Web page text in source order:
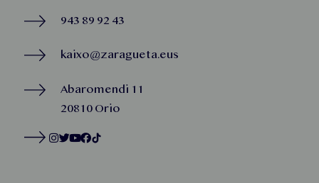
943 89 92 43
kaixo@zaragueta.eus
Abaromendi 11
20810 Orio